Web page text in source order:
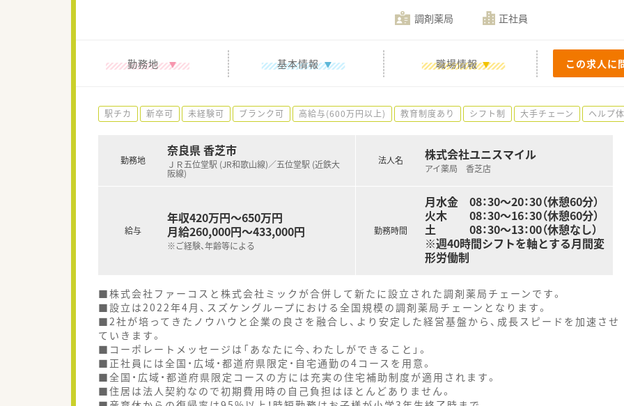
調剤薬局 正社員
勤務地 基本情報 職場情報 この求人に
駅チカ 新卒可 未経験可 ブランク可 高給与(600万円以上) 教育制度あり シフト制 大手チェーン ヘルプ
勤務地
奈良県 香芝市
ＪＲ五位堂駅 (JR和歌山線)／五位堂駅 (近鉄大
阪線)
給与
年収420万円～650万円
月給260,000円～433,000円
※ご経験、年齢等による
法人名 株式会社ユニスマイル
アイ薬局 香芝店
勤務時間
月水金 08：30～20：30（休憩60分）
火木 08：30～16：30（休憩60分）
土 08：30～13：00（休憩なし）
※週40時間シフトを軸とする月間変
形労働制
■株式会社ファーコスと株式会社ミックが合併して新たに設立された調剤薬局チェーンです。
■設立は2022年4月、スズケングループにおける全国規模の調剤薬局チェーンとなります。
■2社が培ってきたノウハウと企業の良さを融合し、より安定した経営基盤から、成長スピードを加速させ
ていきます。
■コーポレートメッセージは「あなたに今、わたしができること」。
■正社員には全国・広域・都道府県限定・自宅通勤の4コースを用意。
■全国・広域・都道府県限定コースの方には充実の住宅補助制度が適用されます。
■住居は法人契約なので初期費用時の自己負担はほとんどありません。